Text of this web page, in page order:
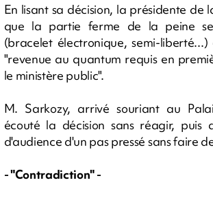
En lisant sa décision, la présidente de
que la partie ferme de la peine
(bracelet électronique, semi-
"revenue au quantum requis en
le ministère public".
M. Sarkozy, arrivé souriant au
écouté la décision sans réagir, puis
d'audience d'un pas pressé sans faire
- "Contradiction" -